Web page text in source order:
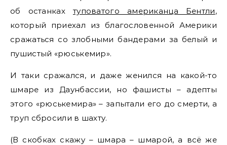
об останкахтуповатого американца Бентли,
который приехал из благословенной Америки
сражаться со злобными бандерами за белый и
пушистый «рюськемир».
И таки сражался, и даже женился на какой-то
шмаре из Даунбассии, но фашисты – адепты
этого «рюськемира» – запытали его до смерти, а
труп сбросили в шахту.
(В скобках скажу – шмара – шмарой, а всё же